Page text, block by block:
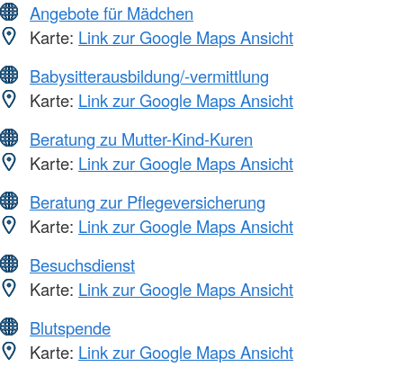
Angebote für Mädchen
Karte: Link zur Google Maps Ansicht
Babysitterausbildung/-vermittlung
Karte: Link zur Google Maps Ansicht
Beratung zu Mutter-Kind-Kuren
Karte: Link zur Google Maps Ansicht
Beratung zur Pflegeversicherung
Karte: Link zur Google Maps Ansicht
Besuchsdienst
Karte: Link zur Google Maps Ansicht
Blutspende
Karte: Link zur Google Maps Ansicht